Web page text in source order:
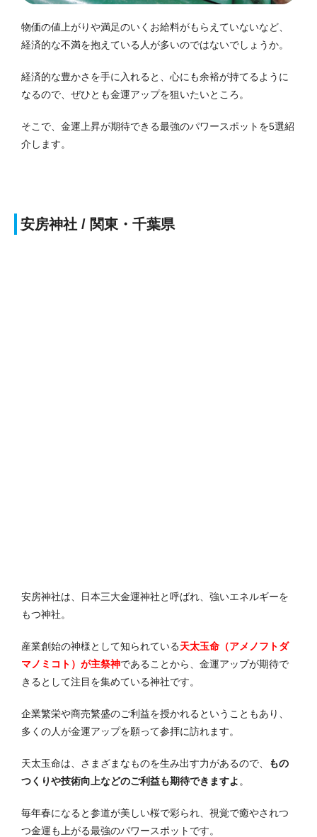
物価の値上がりや満足のいくお給料がもらえていないなど、
経済的な不満を抱えている人が多いのではないでしょうか。
経済的な豊かさを手に入れると、心にも余裕が持てるように
なるので、ぜひとも金運アップを狙いたいところ。
そこで、金運上昇が期待できる最強のパワースポットを5選紹
介します。
安房神社 / 関東・千葉県
安房神社は、日本三大金運神社と呼ばれ、強いエネルギーを
もつ神社。
産業創始の神様として知られている天太玉命（アメノフトダ
マノミコト）が主祭神であることから、金運アップが期待で
きるとして注目を集めている神社です。
企業繁栄や商売繁盛のご利益を授かれるということもあり、
多くの人が金運アップを願って参拝に訪れます。
天太玉命は、さまざまなものを生み出す力があるので、
もの
つくりや技術向上などのご利益も期待できますよ 。
毎年春になると参道が美しい桜で彩られ、視覚で癒やされつ
つ金運も上がる最強のパワースポットです。